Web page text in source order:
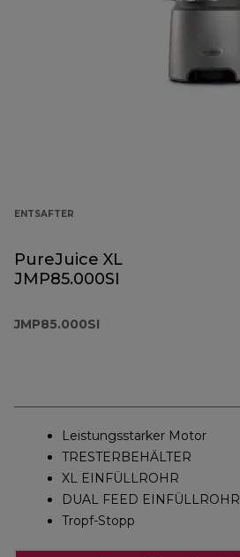
ENTSAFTER
PureJuice XL
JMP85.000SI
JMP85.000SI
Leistungsstarker Motor
TRESTERBEHÄLTER
XL EINFÜLLROHR
DUAL FEED EINFÜLLROHR
Tropf-Stopp